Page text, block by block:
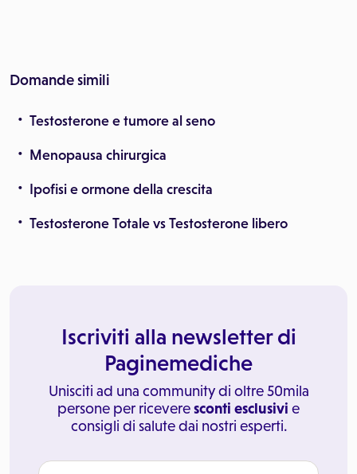
Domande simili
Testosterone e tumore al seno
Menopausa chirurgica
Ipofisi e ormone della crescita
Testosterone Totale vs Testosterone libero
Iscriviti alla newsletter di
Paginemediche
Unisciti ad una community di oltre 50mila
persone per riceveresconti esclusivi e
consigli di salute dai nostri esperti.